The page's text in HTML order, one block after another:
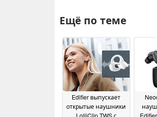
Ещё по теме
Edifier выпускает
открытые наушники